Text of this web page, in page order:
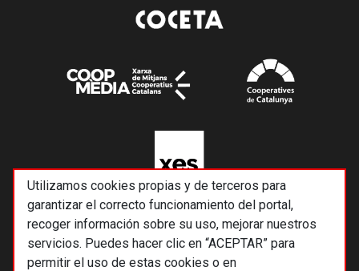
Utilizamos cookies propias y de terceros para
garantizar el correcto funcionamiento del portal,
recoger información sobre su uso, mejorar nuestros
servicios. Puedes hacer clic en “ACEPTAR” para
permitir el uso de estas cookies o en